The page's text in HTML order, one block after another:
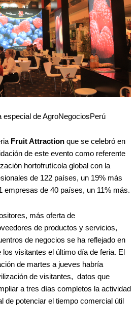
especial de AgroNegociosPerú
Fruit Attraction que se celebró en
de este evento como referente
hortofrutícola global con la
de 122 países, un 19% más
empresas de 40 países, un 11% más.
más oferta de
de productos y servicios,
de negocios se ha reflejado en
visitantes el último día de feria. El
de martes a jueves habría
de visitantes, datos que
a tres días completos la actividad
de potenciar el tiempo comercial útil